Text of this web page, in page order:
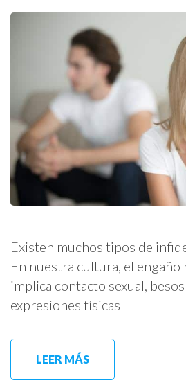
Existen muchos tipos de
En nuestra cultura, el engaño
implica contacto sexual,
expresiones físicas
LEER MÁS